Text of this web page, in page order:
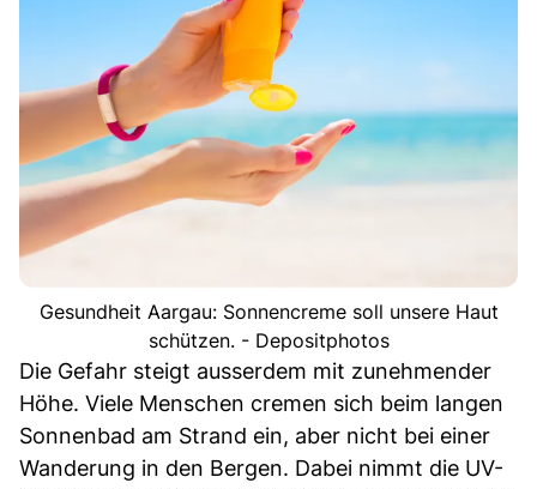
Gesundheit Aargau: Sonnencreme soll unsere Haut
schützen. - Depositphotos
Die Gefahr steigt ausserdem mit zunehmender
Höhe. Viele Menschen cremen sich beim langen
Sonnenbad am Strand ein, aber nicht bei einer
Wanderung in den Bergen. Dabei nimmt die UV-